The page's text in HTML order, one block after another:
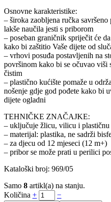
Osnovne karakteristike:
– široka zaobljena ručka
lakše naučila jesti s priborom
– poseban graničnik spriječit će
kako bi zaštitio Vaše dijete od
– vrhovi posuđa postavljenih na
površinom kako bi se očuvao viši
čistim
– plastično kućište pomaže u
nošenje gdje god pođete kako bi
dijete ogladni
TEHNIČKE ZNAČAJKE:
– uključuje žlicu, vilicu i
– materijal: plastika, ne sadrži
– za djecu od 12 mjeseci (12 m+)
– pribor se može prati u perilici
Kataloški broj: 969/05
Samo 8 artikl(a) na stanju.
Količina + −